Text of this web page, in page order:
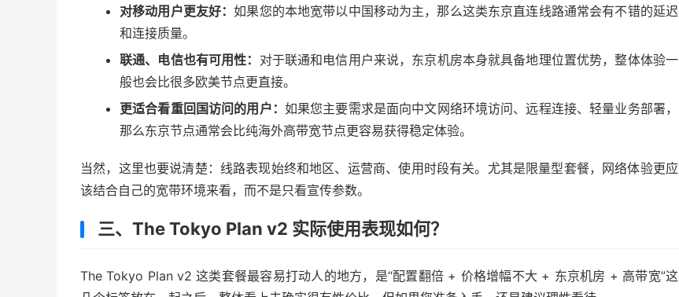
对移动用户更友好：如果您的本地宽带以中国移动为主，那么这类东京直连线路通常会有不错的延迟
和连接质量。
联通、电信也有可用性： 对于联通和电信用户来说，东京机房本身就具备地理位置优势，整体体验一
般也会比很多欧美节点更直接。
更适合看重回国访问的用户： 如果您主要需求是面向中文网络环境访问、远程连接、轻量业务部署，
那么东京节点通常会比纯海外高带宽节点更容易获得稳定体验。
当然，这里也要说清楚：线路表现始终和地区、运营商、使用时段有关。尤其是限量型套餐，网络体验更应
该结合自己的宽带环境来看，而不是只看宣传参数。
三、The Tokyo Plan v2 实际使用表现如何？
The Tokyo Plan v2 这类套餐最容易打动人的地方，是“配置翻倍 + 价格增幅不大 + 东京机房 + 高带宽”这